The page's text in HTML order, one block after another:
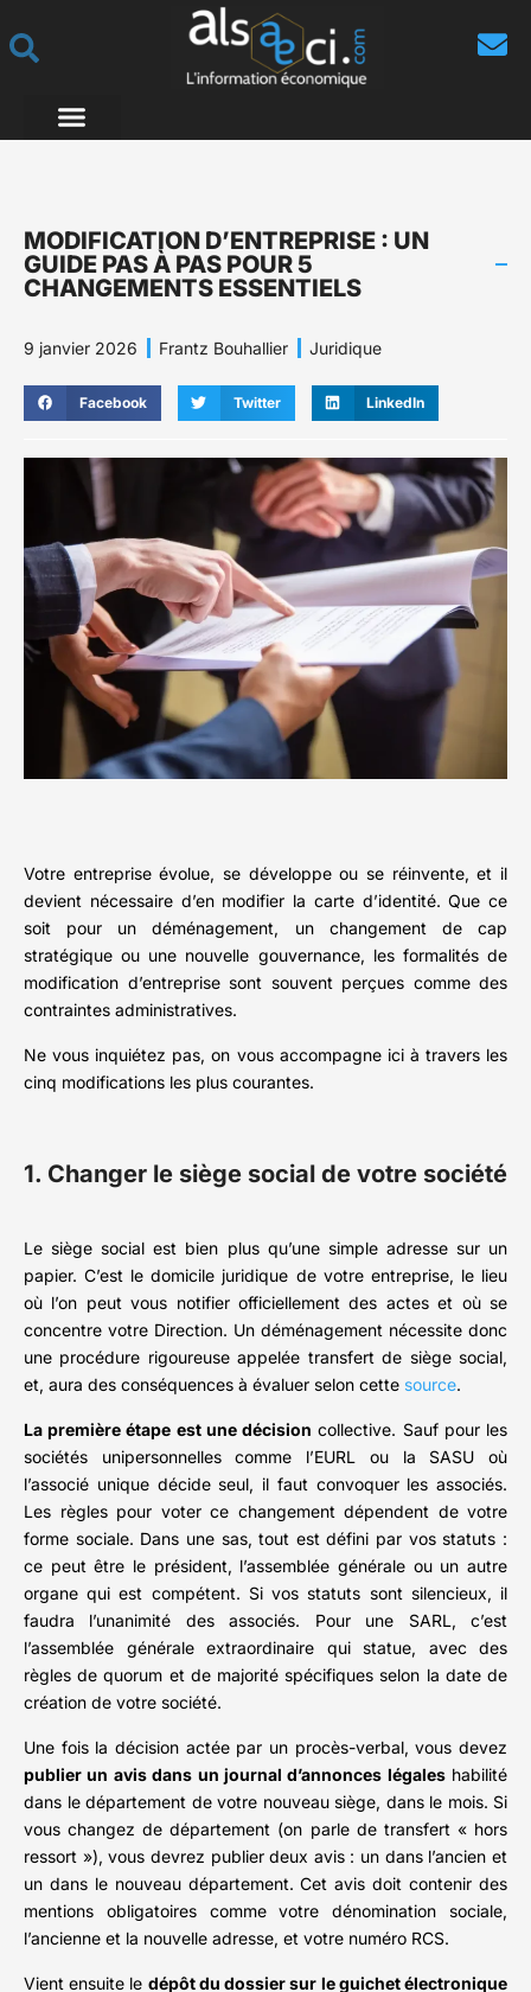
MODIFICATION D’ENTREPRISE : UN
GUIDE PAS À PAS POUR 5
CHANGEMENTS ESSENTIELS
9 janvier 2026 Frantz Bouhallier Juridique
Facebook Twitter LinkedIn
Votre entreprise évolue, se développe ou se réinvente, et il
devient nécessaire d’en modifier la carte d’identité. Que ce
soit pour un déménagement, un changement de cap
stratégique ou une nouvelle gouvernance, les formalités de
modification d’entreprise sont souvent perçues comme des
contraintes administratives.
Ne vous inquiétez pas, on vous accompagne ici à travers les
cinq modifications les plus courantes.
1. Changer le siège social de votre société
Le siège social est bien plus qu’une simple adresse sur un
papier. C’est le domicile juridique de votre entreprise, le lieu
où l’on peut vous notifier officiellement des actes et où se
concentre votre Direction. Un déménagement nécessite donc
une procédure rigoureuse appelée transfert de siège social,
et, aura des conséquences à évaluer selon cette source.
La première étape est une décision collective. Sauf pour les
sociétés unipersonnelles comme l’EURL ou la SASU où
l’associé unique décide seul, il faut convoquer les associés.
Les règles pour voter ce changement dépendent de votre
forme sociale. Dans une sas, tout est défini par vos statuts :
ce peut être le président, l’assemblée générale ou un autre
organe qui est compétent. Si vos statuts sont silencieux, il
faudra l’unanimité des associés. Pour une SARL, c’est
l’assemblée générale extraordinaire qui statue, avec des
règles de quorum et de majorité spécifiques selon la date de
création de votre société.
Une fois la décision actée par un procès-verbal, vous devez
publier un avis dans un journal d’annonces légaleshabilité
dans le département de votre nouveau siège, dans le mois. Si
vous changez de département (on parle de transfert « hors
ressort »), vous devrez publier deux avis : un dans l’ancien et
un dans le nouveau département. Cet avis doit contenir des
mentions obligatoires comme votre dénomination sociale,
l’ancienne et la nouvelle adresse, et votre numéro RCS.
Vient ensuite le dépôt du dossier sur le guichet électronique